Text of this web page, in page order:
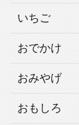
いちご
おでかけ
おみやげ
おもしろ